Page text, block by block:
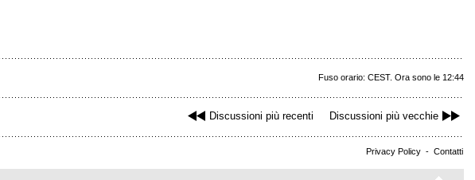
Fuso orario: CEST. Ora sono le 12:44
Discussioni più recenti Discussioni più vecchie
Privacy Policy - Contatti